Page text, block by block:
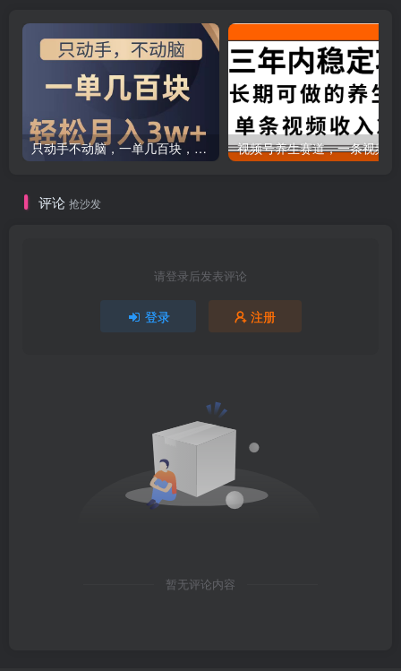
只动手不动脑，一单几百块，轻松月入2w+，看完就能直接操作，详细教程
评论 抢沙发
请登录后发表评论
登录 注册
暂无评论内容